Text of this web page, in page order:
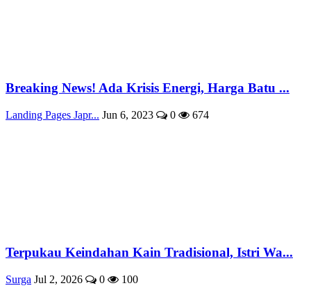
Breaking News! Ada Krisis Energi, Harga Batu ...
Landing Pages Japr... Jun 6, 2023 0 674
Terpukau Keindahan Kain Tradisional, Istri Wa...
Surga Jul 2, 2026 0 100